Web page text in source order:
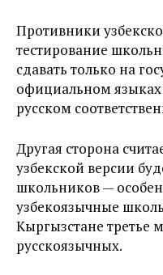
Противники
тестирование
сдавать только на
официальном
русском
Другая сторона
узбекской версии
школьников —
узбекоязычные
Кыргызстане третье
русскоязычных.